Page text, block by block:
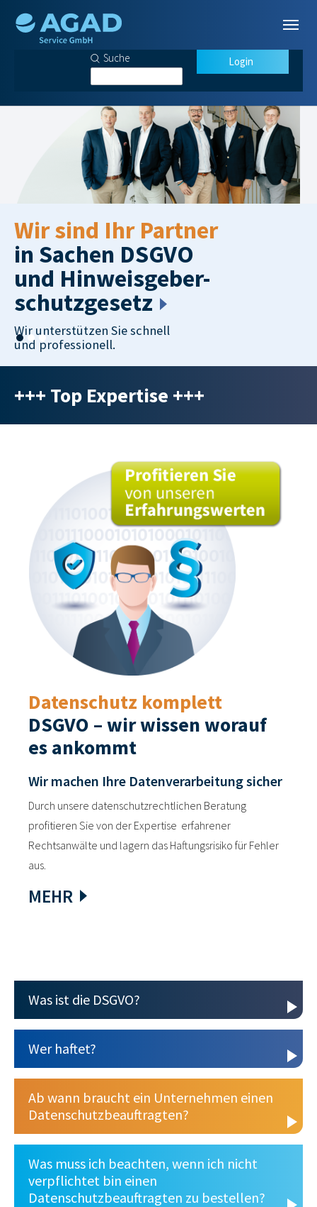
Zum Hauptinhalt springen
Login
Wir sind Ihr Partner
in Sachen DSGVO
und Hinweisgeber-
schutzgesetz
Wir unterstützen Sie schnell
und professionell.
Zurück
+++ Top Expertise +++
Datenschutz komplett
DSGVO – wir wissen worauf
es ankommt
Wir machen Ihre Datenverarbeitung sicher
Durch unsere datenschutzrechtlichen Beratung
profitieren Sie von der Expertise erfahrener
Rechtsanwälte und lagern das Haftungsrisiko für Fehler
aus.
MEHR
Was ist die DSGVO?
Wer haftet?
Ab wann braucht ein Unternehmen einen
Datenschutzbeauftragten?
Was muss ich beachten, wenn ich nicht
verpflichtet bin einen
Datenschutzbeauftragten zu bestellen?